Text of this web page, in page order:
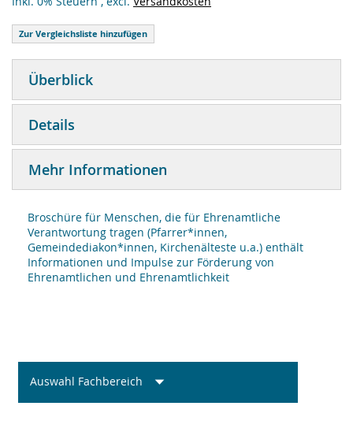
Zur Vergleichsliste hinzufügen
Überblick
Details
Mehr Informationen
Broschüre für Menschen, die für Ehrenamtliche
Verantwortung tragen (Pfarrer*innen,
Gemeindediakon*innen, Kirchenälteste u.a.) enthält
Informationen und Impulse zur Förderung von
Ehrenamtlichen und Ehrenamtlichkeit
Auswahl Fachbereich